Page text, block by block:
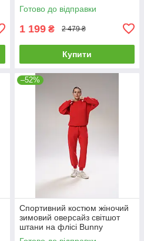
Готово до відправки
1 199 ₴ 2 479 ₴
Купити
–52%
Спортивний костюм жіночий
зимовий оверсайз світшот
штани на флісі Bunny
червоний